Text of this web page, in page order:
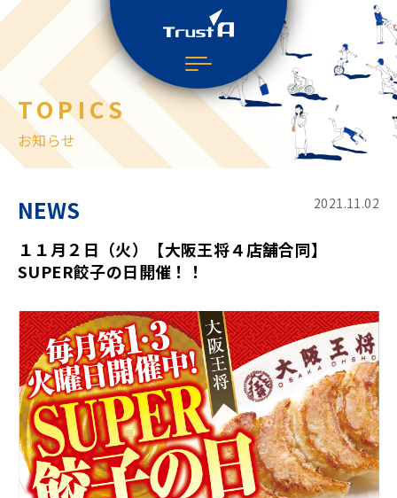
TOPICS
お知らせ
NEWS 2021.11.02
１１月２日（火）【大阪王将４店舗合同】
SUPER餃子の日開催！！